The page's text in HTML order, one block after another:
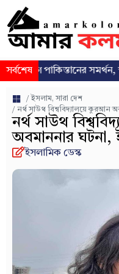
সর্বশেষ সমর্থন, স্বাধীন
/ইসলাম, সারা দেশ
/ নর্থ সাউথ বিশ্ববিদ্যালয়ে কুরআন
নর্থ সাউথ
অবমাননার ঘটনা,
ইসলামিক ডেস্ক